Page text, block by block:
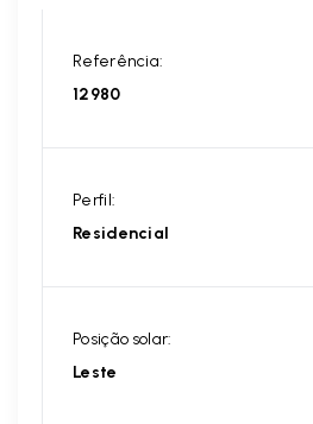
Referência:
12980
Perfil:
Residencial
Posição solar:
Leste